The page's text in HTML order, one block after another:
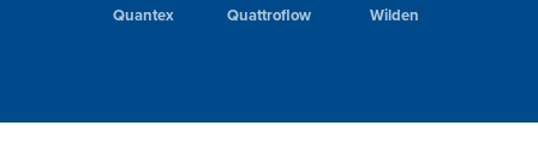
Quantex
Quattroflow Wilden